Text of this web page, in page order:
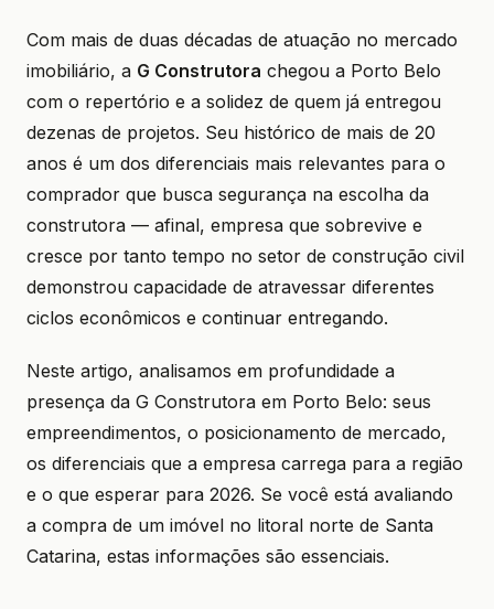
Com mais de duas décadas de atuação no mercado
imobiliário, a G Construtora chegou a Porto Belo
com o repertório e a solidez de quem já entregou
dezenas de projetos. Seu histórico de mais de 20
anos é um dos diferenciais mais relevantes para o
comprador que busca segurança na escolha da
construtora — afinal, empresa que sobrevive e
cresce por tanto tempo no setor de construção civil
demonstrou capacidade de atravessar diferentes
ciclos econômicos e continuar entregando.
Neste artigo, analisamos em profundidade a
presença da G Construtora em Porto Belo: seus
empreendimentos, o posicionamento de mercado,
os diferenciais que a empresa carrega para a região
e o que esperar para 2026. Se você está avaliando
a compra de um imóvel no litoral norte de Santa
Catarina, estas informações são essenciais.